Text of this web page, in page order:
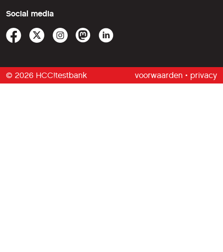
Social media
© 2026 HCC!testbank voorwaarden • privacy